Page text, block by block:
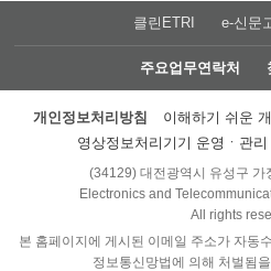
클린ETRI e-신문
주요업무연락처
개인정보처리방침 이해하기 쉬운
영상정보처리기기 운영ㆍ관리
(34129) 대전광역시 유성구 가
Electronics and
All rights
본 홈페이지에 게시된 이메일 주소가 자동
정보통신망법에 의해 처벌됨